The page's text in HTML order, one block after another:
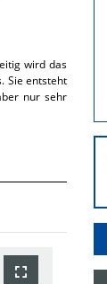
wird das
Sie entsteht
nur sehr